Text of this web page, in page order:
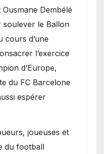
Ousmane Dembélé
le Ballon
cours d’une
l’exercice
d’Europe,
du FC Barcelone
espérer
joueuses et
du football